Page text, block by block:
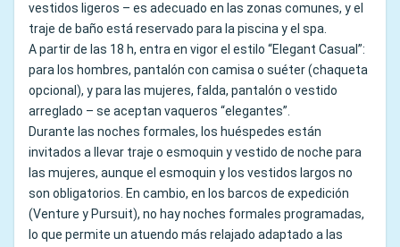
vestidos ligeros – es adecuado en las zonas comunes, y el
traje de baño está reservado para la piscina y el spa.
A partir de las 18 h, entra en vigor el estilo “Elegant Casual”:
para los hombres, pantalón con camisa o suéter (chaqueta
opcional), y para las mujeres, falda, pantalón o vestido
arreglado – se aceptan vaqueros “elegantes”.
Durante las noches formales, los huéspedes están
invitados a llevar traje o esmoquin y vestido de noche para
las mujeres, aunque el esmoquin y los vestidos largos no
son obligatorios. En cambio, en los barcos de expedición
(Venture y Pursuit), no hay noches formales programadas,
lo que permite un atuendo más relajado adaptado a las